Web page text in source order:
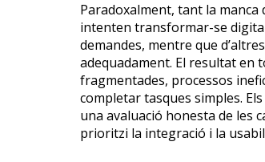
Paradoxalment, tant la manca
intenten transformar-se
demandes, mentre que
adequadament. El resultat en
fragmentades, processos
completar tasques simples. Els
una avaluació honesta de les
prioritzi la integració i la